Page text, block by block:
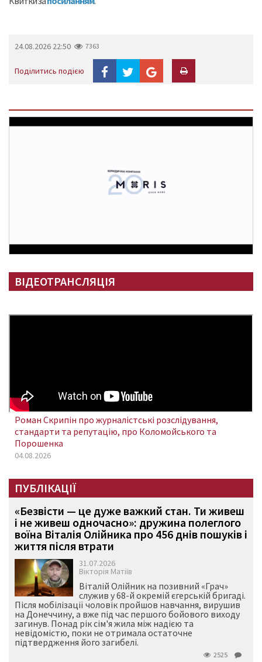
24.08.2026 22:50 7363
Поділитись подією
ВІДЕОТРАНСЛЯЦІЯ
Роман Скрипін про журналістські розслідування,
стандарти та репутацію, про Коломойського та
Порошенка
04.08.2026
ПУБЛІКАЦІЇ
«Безвісти — це дуже важкий стан. Ти живеш
і не живеш одночасно»: дружина полеглого
воїна Віталія Олійника про 456 днів пошуків і
життя після втрати
31.07.2026
Вікторія Матіїв
Віталій Олійник на позивний «Грач»
служив у 68-й окремій єгерській бригаді.
Після мобілізації чоловік пройшов навчання, вирушив
на Донеччину, а вже під час першого бойового виходу
загинув. Понад рік сім'я жила між надією та
невідомістю, поки не отримала остаточне
підтвердження його загибелі.
2525